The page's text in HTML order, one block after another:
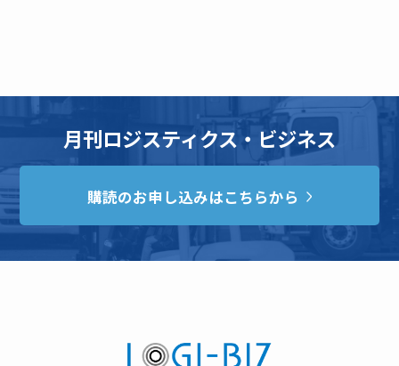
月刊ロジスティクス・ビジネス
購読のお申し込みはこちらから